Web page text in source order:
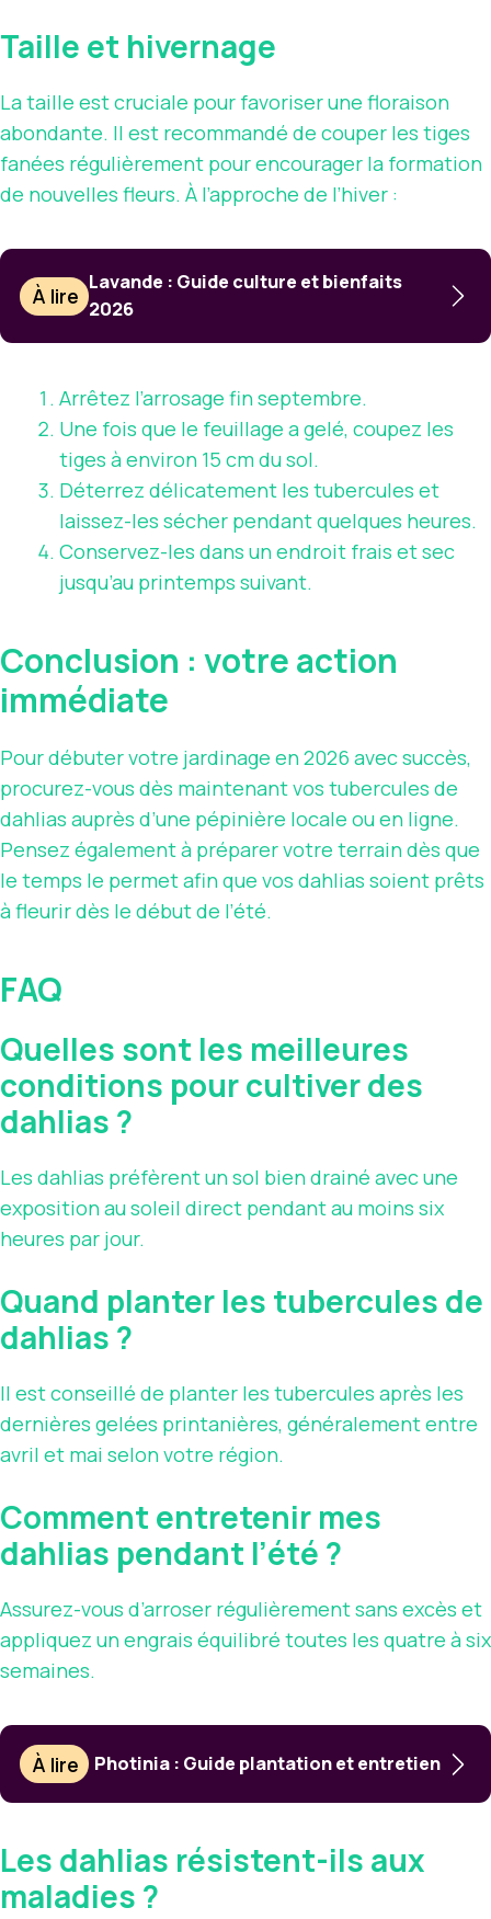
Taille et hivernage
La taille est cruciale pour favoriser une floraison
abondante. Il est recommandé de couper les tiges
fanées régulièrement pour encourager la formation
de nouvelles fleurs. À l’approche de l’hiver :
À lire
Lavande : Guide culture et bienfaits
2026
Arrêtez l’arrosage fin septembre.
Une fois que le feuillage a gelé, coupez les
tiges à environ 15 cm du sol.
Déterrez délicatement les tubercules et
laissez-les sécher pendant quelques heures.
Conservez-les dans un endroit frais et sec
jusqu’au printemps suivant.
Conclusion : votre action
immédiate
Pour débuter votre jardinage en 2026 avec succès,
procurez-vous dès maintenant vos tubercules de
dahlias auprès d’une pépinière locale ou en ligne.
Pensez également à préparer votre terrain dès que
le temps le permet afin que vos dahlias soient prêts
à fleurir dès le début de l’été.
FAQ
Quelles sont les meilleures
conditions pour cultiver des
dahlias ?
Les dahlias préfèrent un sol bien drainé avec une
exposition au soleil direct pendant au moins six
heures par jour.
Quand planter les tubercules de
dahlias ?
Il est conseillé de planter les tubercules après les
dernières gelées printanières, généralement entre
avril et mai selon votre région.
Comment entretenir mes
dahlias pendant l’été ?
Assurez-vous d’arroser régulièrement sans excès et
appliquez un engrais équilibré toutes les quatre à six
semaines.
À lire Photinia : Guide plantation et entretien
Les dahlias résistent-ils aux
maladies ?